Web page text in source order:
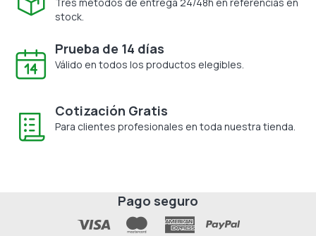
stock.
Prueba de 14 días
Válido en todos los productos elegibles.
Cotización Gratis
Para clientes profesionales en toda nuestra tienda.
Pago seguro